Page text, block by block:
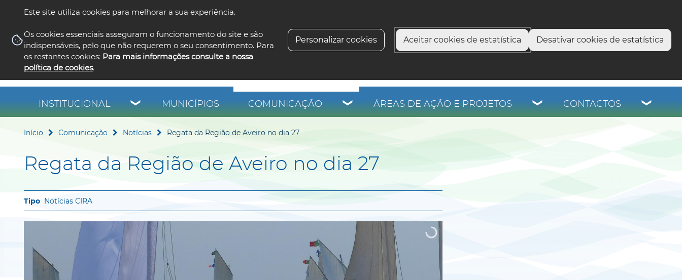
Este site utiliza cookies para melhorar a sua experiência.
Os cookies essenciais asseguram o funcionamento do site e são
indispensáveis, pelo que não requerem o seu consentimento. Para
os restantes cookies: Para mais informações consulte a nossa
política de cookies.
Personalizar cookies Aceitar cookies de estatística Desativar cookies de estatística
INSTITUCIONAL MUNICÍPIOS COMUNICAÇÃO ÁREAS DE AÇÃO E PROJETOS CONTACTOS
Início Comunicação Notícias Regata da Região de Aveiro no dia 27
Regata da Região de Aveiro no dia 27
Notícias CIRA